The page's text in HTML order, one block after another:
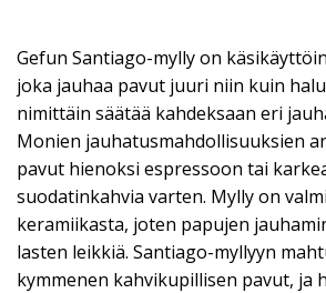
Gefun Santiago-mylly on
joka jauhaa pavut juuri niin kuin
nimittäin säätää kahdeksaan eri
Monien jauhatusmahdollisuuksien
pavut hienoksi espressoon tai
suodatinkahvia varten. Mylly on
keramiikasta, joten papujen
lasten leikkiä. Santiago-myllyyn
kymmenen kahvikupillisen pavut, ja